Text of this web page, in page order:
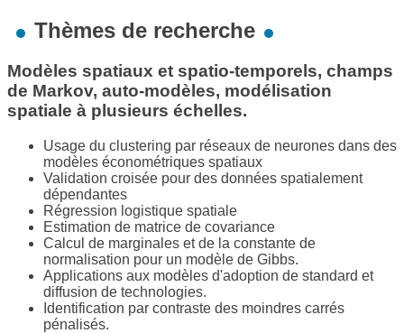
Thèmes de recherche
Modèles spatiaux et spatio-temporels, champs
de Markov, auto-modèles, modélisation
spatiale à plusieurs échelles.
Usage du clustering par réseaux de neurones dans des
modèles économétriques spatiaux
Validation croisée pour des données spatialement
dépendantes
Régression logistique spatiale
Estimation de matrice de covariance
Calcul de marginales et de la constante de
normalisation pour un modèle de Gibbs.
Applications aux modèles d'adoption de standard et
diffusion de technologies.
Identification par contraste des moindres carrés
pénalisés.